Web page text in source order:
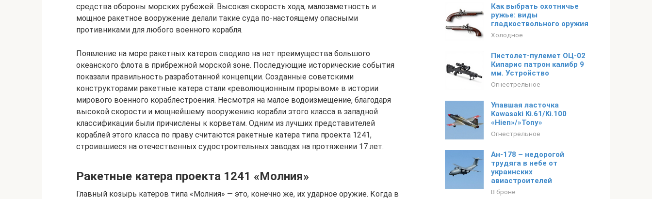
средства обороны морских рубежей. Высокая скорость хода, малозаметность и
мощное ракетное вооружение делали такие суда по-настоящему опасными
противниками для любого военного корабля.
Появление на море ракетных катеров сводило на нет преимущества большого
океанского флота в прибрежной морской зоне. Последующие исторические события
показали правильность разработанной концепции. Созданные советскими
конструкторами ракетные катера стали «революционным прорывом» в истории
мирового военного кораблестроения. Несмотря на малое водоизмещение, благодаря
высокой скорости и мощнейшему вооружению корабли этого класса в западной
классификации были причислены к корветам. Одним из лучших представителей
кораблей этого класса по праву считаются ракетные катера типа проекта 1241,
строившиеся на отечественных судостроительных заводах на протяжении 17 лет.
Ракетные катера проекта 1241 «Молния»
Главный козырь катеров типа «Молния» — это, конечно же, их ударное оружие. Когда в
Как выбрать охотничье
ружье: виды
гладкоствольного оружия
Холодное
Пистолет-пулемет ОЦ-02
Кипарис патрон калибр 9
мм. Устройство
Огнестрельное
Упавшая ласточка
Kawasaki Ki.61/Ki.100
«Hien»/»Tony»
Огнестрельное
Ан-178 – недорогой
трудяга в небе от
украинских
авиастроителей
В броне